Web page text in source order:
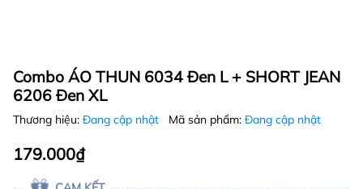
Combo ÁO THUN 6034 Đen L + SHORT JEAN
6206 Đen XL
Thương hiệu: Đang cập nhật Mã sản phẩm: Đang cập nhật
179.000₫